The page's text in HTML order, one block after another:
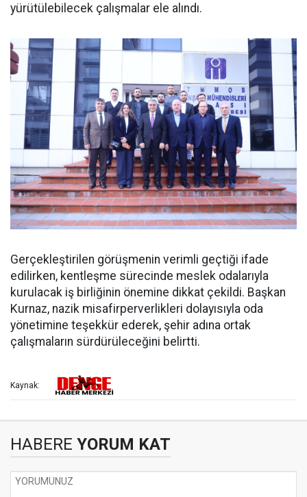
yürütülebilecek çalışmalar ele alındı.
Gerçekleştirilen görüşmenin verimli geçtiği ifade
edilirken, kentleşme sürecinde meslek odalarıyla
kurulacak iş birliğinin önemine dikkat çekildi. Başkan
Kurnaz, nazik misafirperverlikleri dolayısıyla oda
yönetimine teşekkür ederek, şehir adına ortak
çalışmaların sürdürüleceğini belirtti.
Kaynak:
HABERE YORUM KAT